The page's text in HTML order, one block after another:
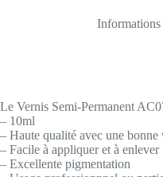
Informations
Le Vernis Semi-Permanent
– 10ml
– Haute qualité avec une bonne
– Facile à appliquer et à enlever
– Excellente pigmentation